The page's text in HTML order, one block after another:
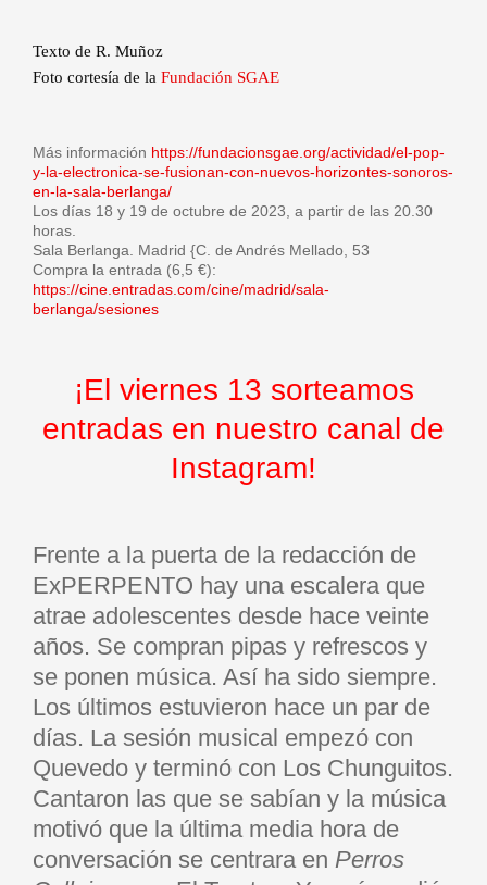
Texto de R. Muñoz
Foto cortesía de la Fundación SGAE
Más información https://fundacionsgae.org/actividad/el-pop-
y-la-electronica-se-fusionan-con-nuevos-horizontes-sonoros-
en-la-sala-berlanga/
Los días 18 y 19 de octubre de 2023, a partir de las 20.30
horas.
Sala Berlanga. Madrid {C. de Andrés Mellado, 53
Compra la entrada (6,5 €):
https://cine.entradas.com/cine/madrid/sala-
berlanga/sesiones
¡El viernes 13 sorteamos
entradas en nuestro canal de
Instagram!
Frente a la puerta de la redacción de
ExPERPENTO hay una escalera que
atrae adolescentes desde hace veinte
años. Se compran pipas y refrescos y
se ponen música. Así ha sido siempre.
Los últimos estuvieron hace un par de
días. La sesión musical empezó con
Quevedo y terminó con Los Chunguitos.
Cantaron las que se sabían y la música
motivó que la última media hora de
conversación se centrara en Perros